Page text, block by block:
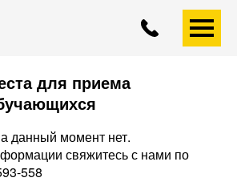
для приема
данный момент нет.
свяжитесь с нами по
558